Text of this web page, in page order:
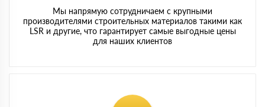
Мы напрямую сотрудничаем с крупными
производителями строительных материалов такими как
LSR и другие, что гарантирует самые выгодные цены
для наших клиентов